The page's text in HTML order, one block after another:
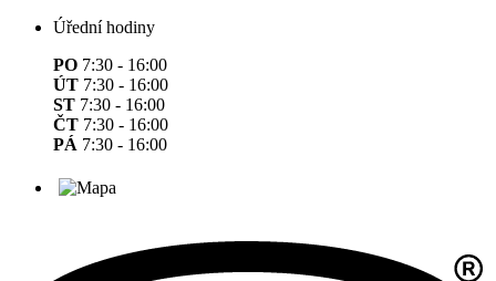
Úřední hodiny
PO 7:30 - 16:00
ÚT 7:30 - 16:00
ST 7:30 - 16:00
ČT 7:30 - 16:00
PÁ 7:30 - 16:00